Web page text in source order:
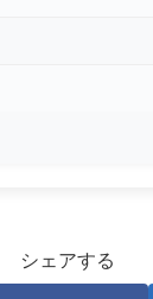
シェアする